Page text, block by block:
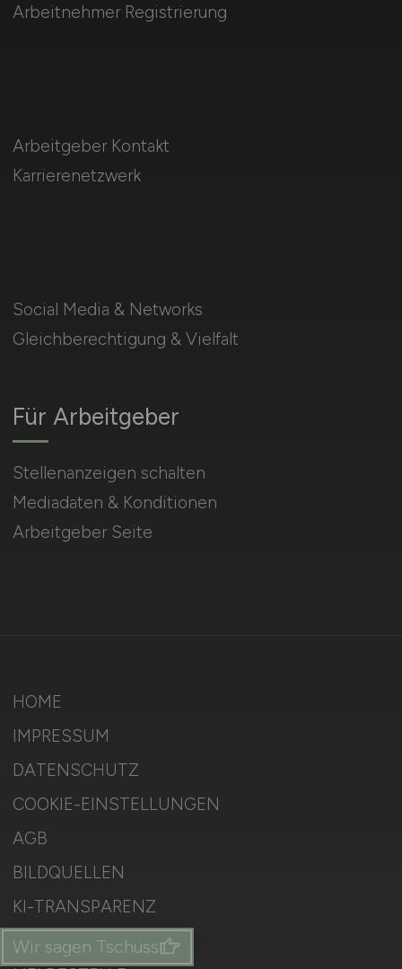
Arbeitnehmer Registrierung
Social Media & Networks
Gleichberechtigung & Vielfalt
Für Arbeitgeber
Stellenanzeigen schalten
Mediadaten & Konditionen
Arbeitgeber Seite
Arbeitgeber Kontakt
Karrierenetzwerk
HOME
IMPRESSUM
DATENSCHUTZ
COOKIE-EINSTELLUNGEN
AGB
BILDQUELLEN
KI-TRANSPARENZ
BESCHWERDEN
Wir sagen Tschüss